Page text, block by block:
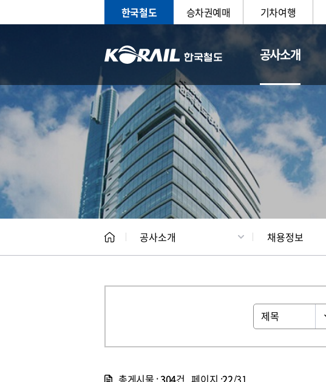
한국철도 승차권예매 기차여행
공사소개
CEO 일반현황
공사소개 채용정보
총게시물 :304건 페이지 :22/31